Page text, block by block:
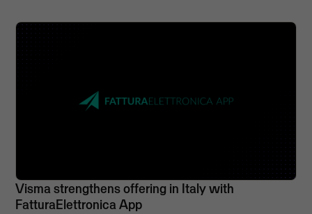
Visma strengthens offering in Italy with
FatturaElettronica App